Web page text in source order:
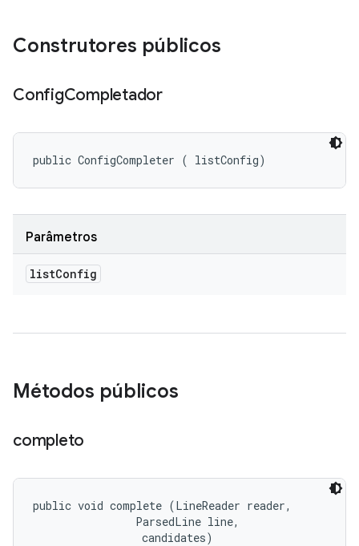
Construtores públicos
ConfigCompletador
public ConfigCompleter ( listConfig)
Parâmetros
listConfig
Métodos públicos
completo
public void complete (LineReader reader,
                ParsedLine line,
candidates)